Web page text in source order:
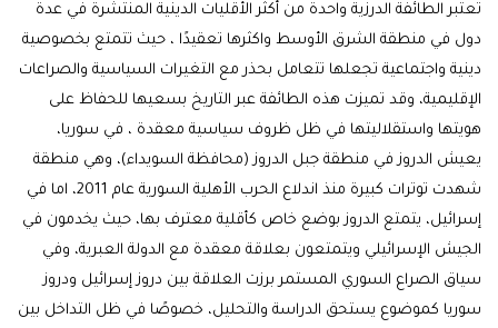
تعتبر الطائفة الدرزية واحدة من أكثر الأقليات الدينية المنتشرة في عدة
دول في منطقة الشرق الأوسط واكثرها تعقيدًا ، حيث تتمتع بخصوصية
دينية واجتماعية تجعلها تتعامل بحذر مع التغيرات السياسية والصراعات
الإقليمية، وقد تميزت هذه الطائفة عبر التاريخ بسعيها للحفاظ على
هويتها واستقلاليتها في ظل ظروف سياسية معقدة ، في سوريا،
يعيش الدروز في منطقة جبل الدروز (محافظة السويداء)، وهي منطقة
شهدت توترات كبيرة منذ اندلاع الحرب الأهلية السورية عام 2011، اما في
إسرائيل، يتمتع الدروز بوضع خاص كأقلية معترف بها، حيث يخدمون في
الجيش الإسرائيلي ويتمتعون بعلاقة معقدة مع الدولة العبرية، وفي
سياق الصراع السوري المستمر برزت العلاقة بين دروز إسرائيل ودروز
سوريا كموضوع يستحق الدراسة والتحليل، خصوصًا في ظل التداخل بين